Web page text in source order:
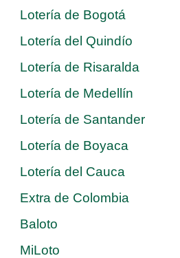
Lotería de Bogotá
Lotería del Quindío
Lotería de Risaralda
Lotería de Medellín
Lotería de Santander
Lotería de Boyaca
Lotería del Cauca
Extra de Colombia
Baloto
MiLoto